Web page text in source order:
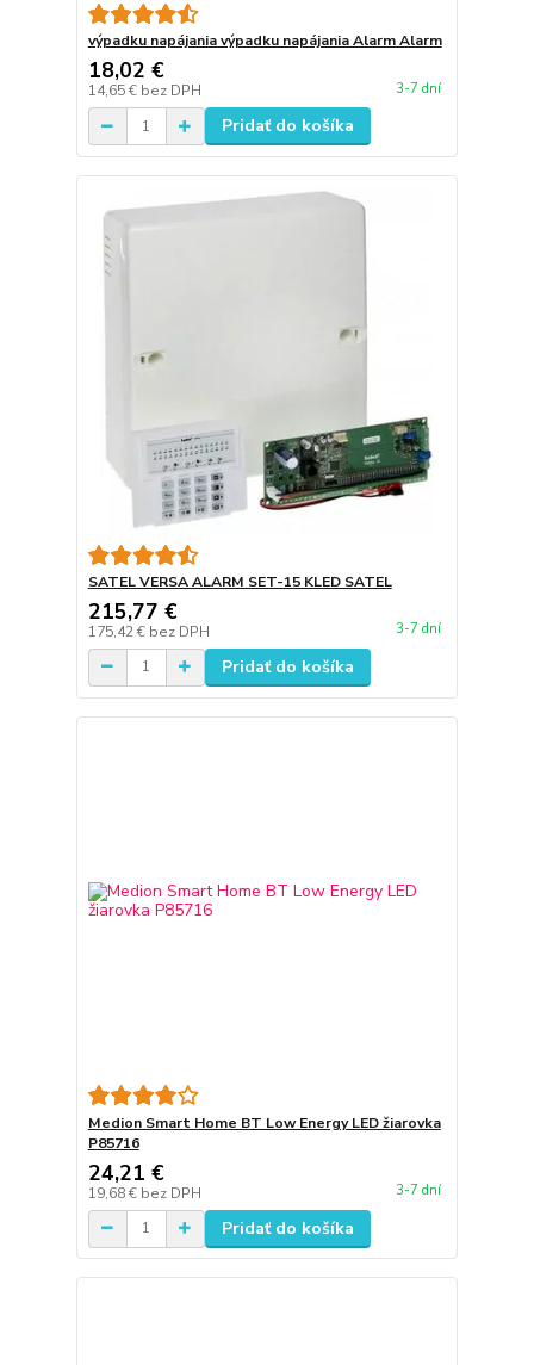
výpadku napájania výpadku napájania Alarm Alarm
18,02 €
14,65 € bez DPH 3-7 dní
Pridať do košíka
SATEL VERSA ALARM SET-15 KLED SATEL
215,77 €
175,42 € bez DPH 3-7 dní
Pridať do košíka
Medion Smart Home BT Low Energy LED žiarovka
P85716
24,21 €
19,68 € bez DPH 3-7 dní
Pridať do košíka